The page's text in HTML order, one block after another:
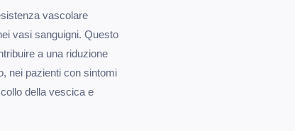
vascolare
vasi sanguigni. Questo
a una riduzione
nei pazienti con sintomi
della vescica e